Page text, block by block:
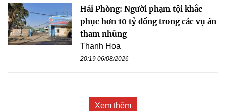
Hải Phòng: Người phạm tội khắc
phục hơn 10 tỷ đồng trong các vụ án
tham nhũng
Thanh Hoa
20:19 06/08/2026
Xem thêm